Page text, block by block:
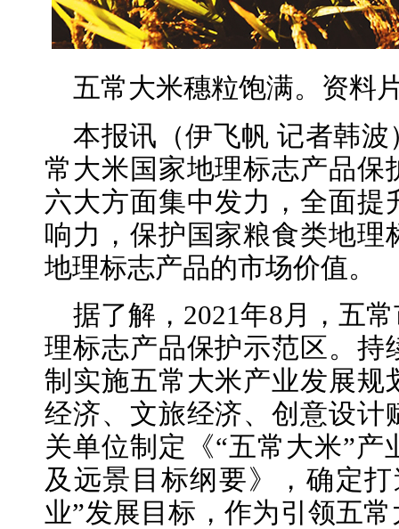
五常大米穗粒饱满。资料
本报讯（伊飞帆 记者韩
常大米国家地理标志产品
六大方面集中发力，全面
响力，保护国家粮食类地
地理标志产品的市场价值。
据了解，2021年8月，五
理标志产品保护示范区。持
制实施五常大米产业发展规
经济、文旅经济、创意设计
关单位制定《“五常大米”
及远景目标纲要》，确定
业”发展目标，作为引领五